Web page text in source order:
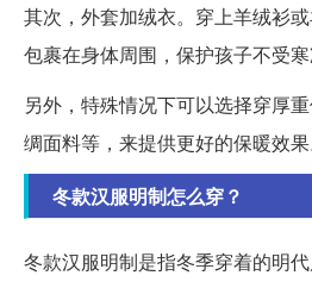
其次，外套加绒衣。穿上羊绒衫
包裹在身体周围，保护孩子不受寒
另外，特殊情况下可以选择穿厚
绸面料等，来提供更好的保暖效果
冬款汉服明制怎么穿？
冬款汉服明制是指冬季穿着的明